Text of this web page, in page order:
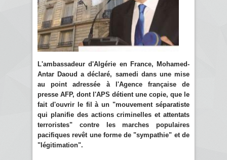
L'ambassadeur d'Algérie en France, Mohamed-
Antar Daoud a déclaré, samedi dans une mise
au point adressée à l'Agence française de
presse AFP, dont l'APS détient une copie, que le
fait d'ouvrir le fil à un "mouvement séparatiste
qui planifie des actions criminelles et attentats
terroristes" contre les marches populaires
pacifiques revêt une forme de "sympathie" et de
"légitimation".